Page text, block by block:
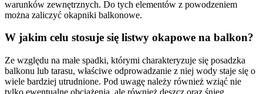
warunków zewnętrznych. Do tych elementów z powodzeniem
można zaliczyć okapniki balkonowe.
W jakim celu stosuje się listwy okapowe na balkon?
Ze względu na małe spadki, którymi charakteryzuje się posadzka
balkonu lub tarasu, właściwe odprowadzanie z niej wody staje się o
wiele bardziej utrudnione. Pod uwagę należy również wziąć nie
tylko ewentualne obciążenia, ale również deszcz oraz śnieg.